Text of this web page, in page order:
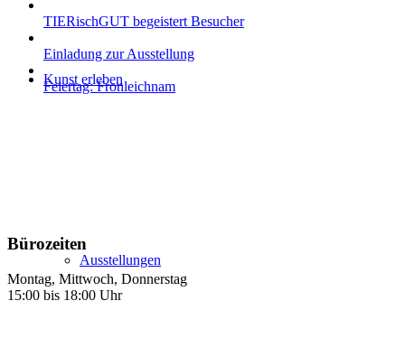
Kunst erleben
Ausstellungen
TIERischGUT begeistert Besucher
Einladung zur Ausstellung
Feiertag: Fronleichnam
Bürozeiten
Montag, Mittwoch, Donnerstag
15:00 bis 18:00 Uhr